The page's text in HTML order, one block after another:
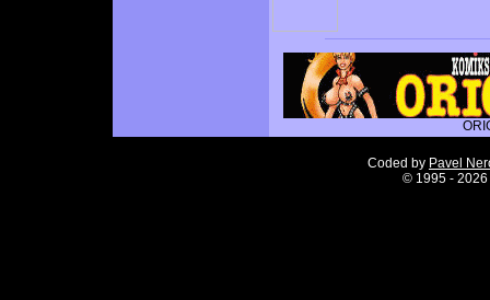
Coded by Pavel
© 1995 -